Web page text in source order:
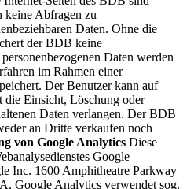
keine Abfragen zu
Daten. Ohne die
der BDB keine
Daten werden
im Rahmen einer
Der Benutzer kann auf
Einsicht, Löschung oder
Daten verlangen. Der BDB
an Dritte verkaufen noch
von Google Analytics Diese
Google
Inc. 1600 Amphitheatre Parkway
Google Analytics verwendet sog.